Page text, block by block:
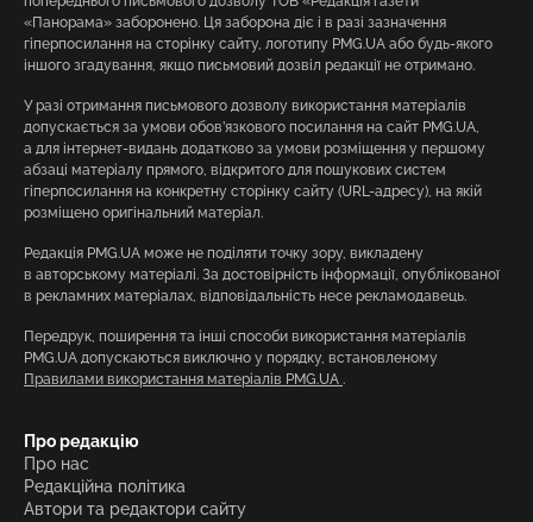
«Панорама» заборонено. Ця заборона діє і в разі зазначення
гіперпосилання на сторінку сайту, логотипу PMG.UA або будь-якого
іншого згадування, якщо письмовий дозвіл редакції не отримано.
У разі отримання письмового дозволу використання матеріалів
допускається за умови обов’язкового посилання на сайт PMG.UA,
а для інтернет-видань додатково за умови розміщення у першому
абзаці матеріалу прямого, відкритого для пошукових систем
гіперпосилання на конкретну сторінку сайту (URL-адресу), на якій
розміщено оригінальний матеріал.
Редакція PMG.UA може не поділяти точку зору, викладену
в авторському матеріалі. За достовірність інформації, опублікованої
в рекламних матеріалах, відповідальність несе рекламодавець.
Передрук, поширення та інші способи використання матеріалів
PMG.UA допускаються виключно у порядку, встановленому
Правилами використання матеріалів PMG.UA .
Про редакцію
Про нас
Редакційна політика
Автори та редактори сайту